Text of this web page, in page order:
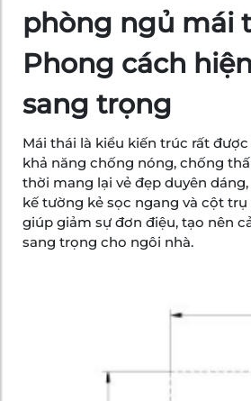
phòng ngủ mái
Phong cách
sang trọng
Mái thái là kiểu kiến trúc rất
khả năng chống nóng, chống
thời mang lại vẻ đẹp duyên
kế tường kẻ sọc ngang và cột
giúp giảm sự đơn điệu, tạo nên
sang trọng cho ngôi nhà.